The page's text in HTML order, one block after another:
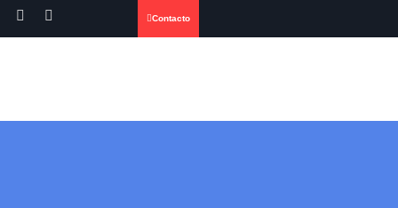
Contacto